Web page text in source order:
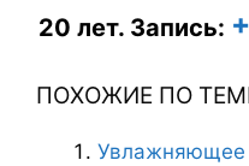
20 лет. Запись:
ПОХОЖИЕ ПО
Увлажняющее